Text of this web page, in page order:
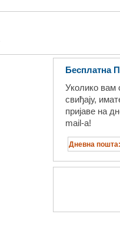
Бесплатна
Уколико вам
свиђају,
пријаве на
mail-a!
Дневна